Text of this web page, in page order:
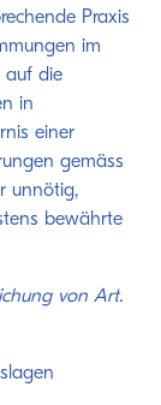
Praxis
im
auf die
in
einer
gemäss
unnötig,
bewährte
von Art.